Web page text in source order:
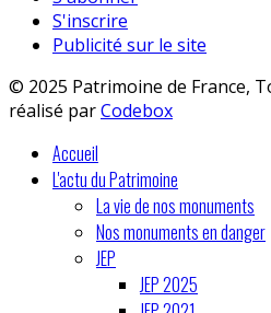
S'inscrire
Publicité sur le site
© 2025 Patrimoine de France,
réalisé parCodebox
Accueil
L'actu du Patrimoine
La vie de nos monuments
Nos monuments en danger
JEP
JEP 2025